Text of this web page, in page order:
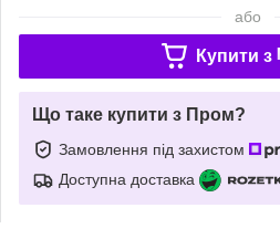
або
Купити з
Що таке купити з Пром?
Замовлення під захистом
Доступна доставка